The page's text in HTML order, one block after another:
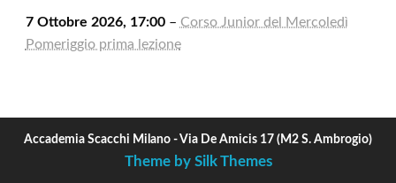
7 Ottobre 2026, 17:00– Corso Junior del Mercoledì
Pomeriggio prima lezione
Accademia Scacchi Milano - Via De Amicis 17 (M2 S. Ambrogio)
Theme by Silk Themes